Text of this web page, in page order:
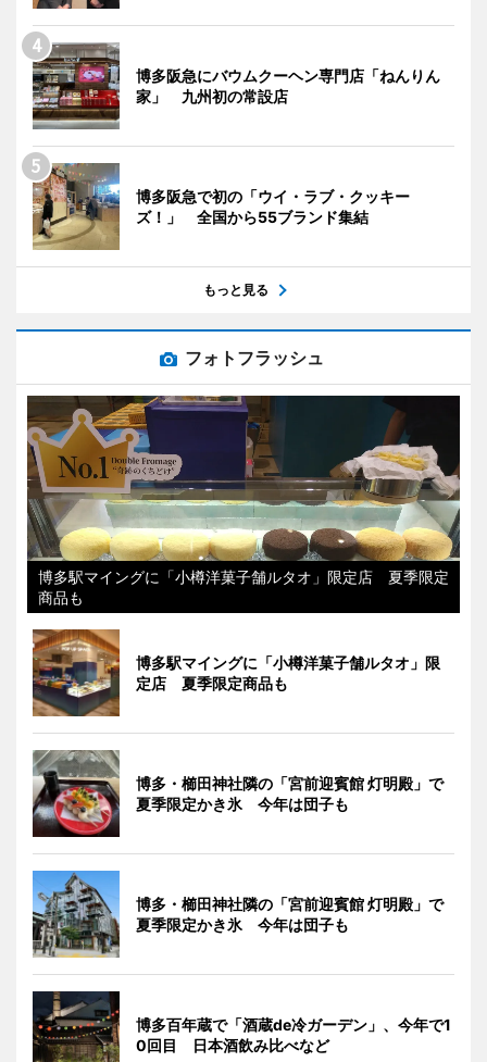
博多阪急にバウムクーヘン専門店「ねんりん
家」 九州初の常設店
博多阪急で初の「ウイ・ラブ・クッキー
ズ！」 全国から55ブランド集結
もっと見る
フォトフラッシュ
博多駅マイングに「小樽洋菓子舗ルタオ」限定店 夏季限定
商品も
博多駅マイングに「小樽洋菓子舗ルタオ」限
定店 夏季限定商品も
博多・櫛田神社隣の「宮前迎賓館 灯明殿」で
夏季限定かき氷 今年は団子も
博多・櫛田神社隣の「宮前迎賓館 灯明殿」で
夏季限定かき氷 今年は団子も
博多百年蔵で「酒蔵de冷ガーデン」、今年で1
0回目 日本酒飲み比べなど